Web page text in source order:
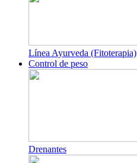
Línea Ayurveda (Fitoterapia)
Control de peso
Drenantes